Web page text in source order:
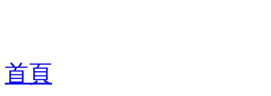
首頁